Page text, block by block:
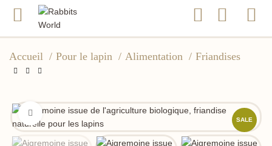
Accueil Pour le lapin Alimentation Friandises
SALE
Click to enlarge